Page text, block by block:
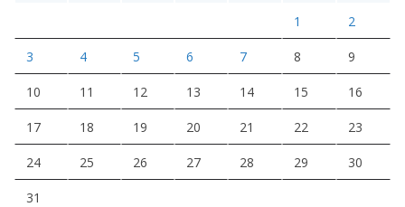
1 2
3 4 5 6 7 8 9
10 11 12 13 14 15 16
17 18 19 20 21 22 23
24 25 26 27 28 29 30
31